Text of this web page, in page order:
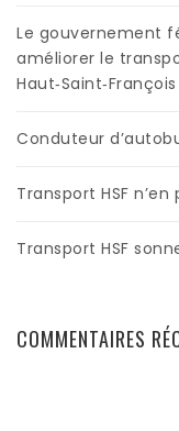
Le gouvernement
améliorer le
Haut‑Saint‑François
Conduteur
Transport HSF
Transport HSF
COMMENTAIRES